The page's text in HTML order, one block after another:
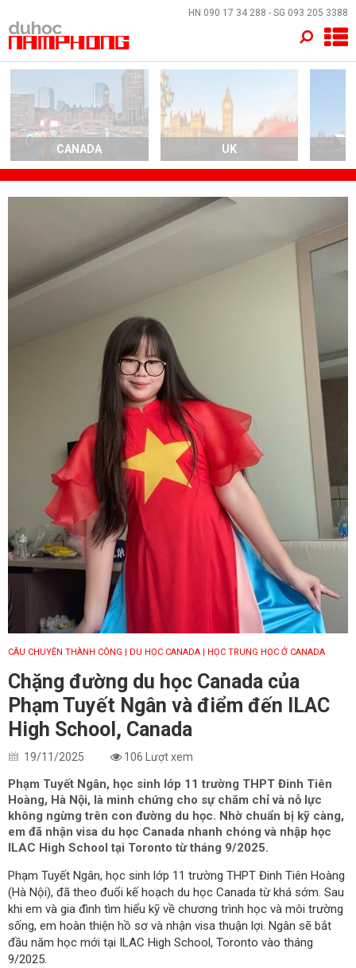
HN 090 17 34 288 - SG 093 205 3388
CANADA UK
CÂU CHUYỆN THÀNH CÔNG | DU HỌC CANADA | HỌC TRUNG HỌC Ở CANADA
Chặng đường du học Canada của
Phạm Tuyết Ngân và điểm đến ILAC
High School, Canada
19/11/2025 106 Lượt xem
Phạm Tuyết Ngân, học sinh lớp 11 trường THPT Đinh Tiên
Hoàng, Hà Nội, là minh chứng cho sự chăm chỉ và nỗ lực
không ngừng trên con đường du học. Nhờ chuẩn bị kỹ càng,
em đã nhận visa du học Canada nhanh chóng và nhập học
ILAC High School tại Toronto từ tháng 9/2025.
Phạm Tuyết Ngân, học sinh lớp 11 trường THPT Đinh Tiên Hoàng
(Hà Nội), đã theo đuổi kế hoạch du học Canada từ khá sớm. Sau
khi em và gia đình tìm hiểu kỹ về chương trình học và môi trường
sống, em hoàn thiện hồ sơ và nhận visa thuận lợi. Ngân sẽ bắt
đầu năm học mới tại ILAC High School, Toronto vào tháng
9/2025.
×
TRANG CHỦ
QUỐC GIA
DỊCH VỤ